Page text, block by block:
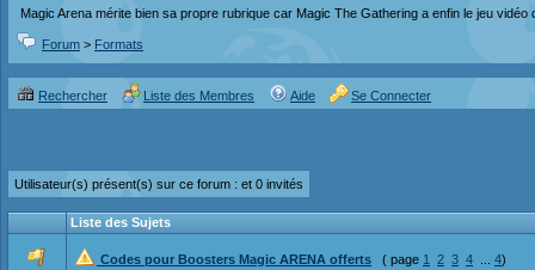
Magic Arena mérite bien sa propre rubrique car Magic The Gathering a enfin le jeu vidéo
Forum > Formats
Rechercher Liste des Membres Aide Se Connecter
Utilisateur(s) présent(s) sur ce forum : et 0 invités
Liste des Sujets
Codes pour Boosters Magic ARENA offerts ( page 1 2 3 4 4)